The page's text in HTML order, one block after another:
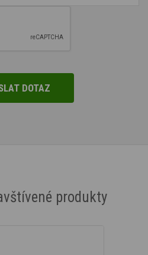
produkty